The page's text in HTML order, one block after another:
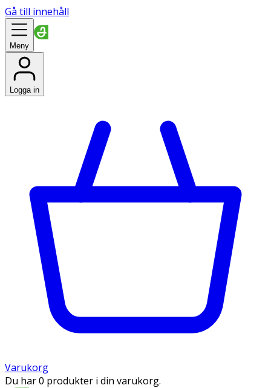
Gå till innehåll
Meny
Logga in
Varukorg
Du har 0 produkter i din varukorg.